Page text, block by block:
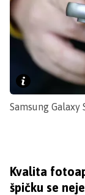
Samsung Galaxy
Kvalita
špičku se